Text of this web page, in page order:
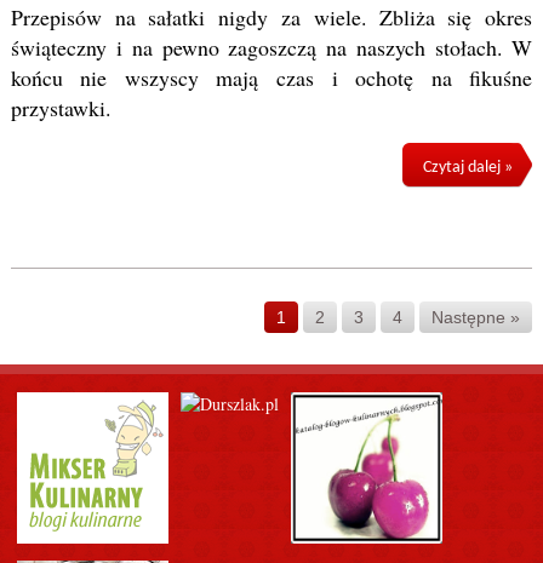
Przepisów na sałatki nigdy za wiele. Zbliża się okres
świąteczny i na pewno zagoszczą na naszych stołach. W
końcu nie wszyscy mają czas i ochotę na fikuśne
przystawki.
Czytaj dalej »
1 2 3 4 Następne »